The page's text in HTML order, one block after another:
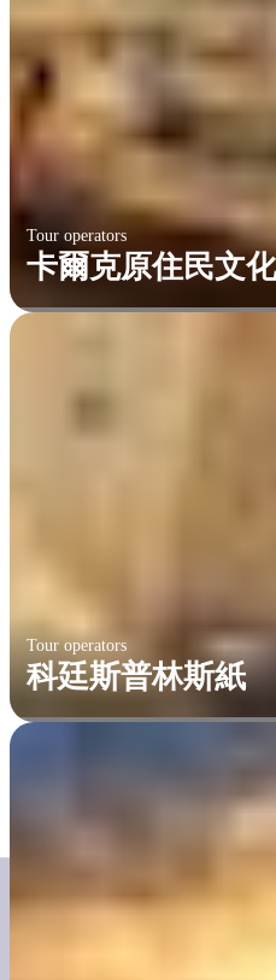
Tour operators
卡爾克原住民文
Tour operators
科廷斯普林斯紙